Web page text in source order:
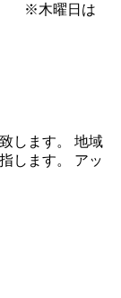
木曜日は
します。 地域
します。 アッ